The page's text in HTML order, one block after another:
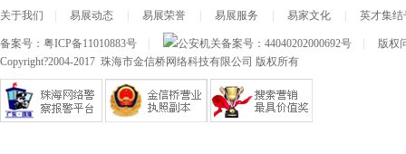
关于我们 易展动态 易展荣誉 易展服务 易家文化 英才集结
备案号： 粤ICP备11010883号 公安机关备案号： 44040202000692号
版权
Copyright?2004-2017 珠海市金信桥网络科技有限公司 版权所有